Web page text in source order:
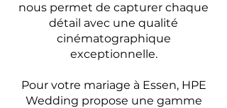
nous permet de capturer chaque
détail avec une qualité
cinématographique
exceptionnelle.
Pour votre mariage à Essen, HPE
Wedding propose une gamme